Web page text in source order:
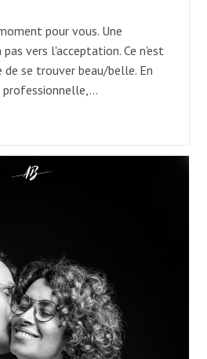
pour vous. Une
vers l'acceptation. Ce n'est
se trouver beau/belle. En